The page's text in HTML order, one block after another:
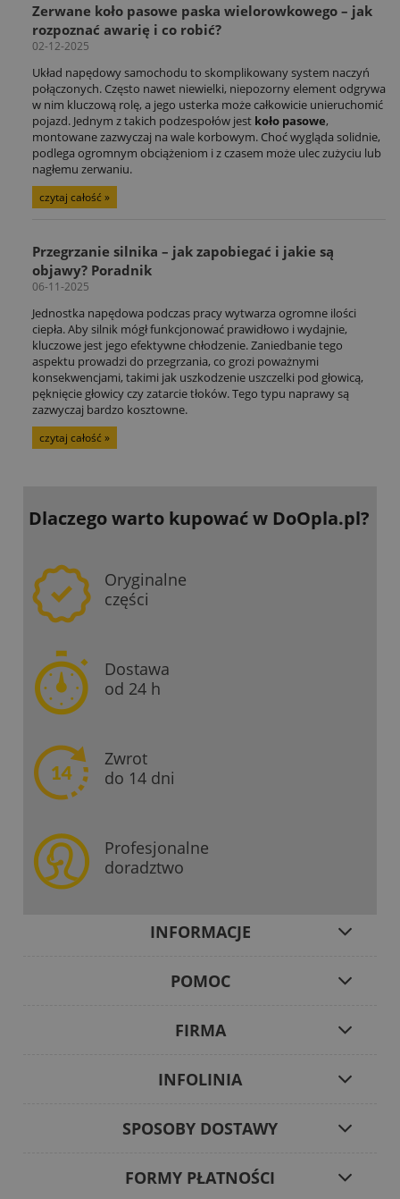
Zerwane koło pasowe paska wielorowkowego – jak
rozpoznać awarię i co robić?
02-12-2025
Układ napędowy samochodu to skomplikowany system naczyń
połączonych. Często nawet niewielki, niepozorny element odgrywa
w nim kluczową rolę, a jego usterka może całkowicie unieruchomić
pojazd. Jednym z takich podzespołów jest koło pasowe,
montowane zazwyczaj na wale korbowym. Choć wygląda solidnie,
podlega ogromnym obciążeniom i z czasem może ulec zużyciu lub
nagłemu zerwaniu.
czytaj całość »
Przegrzanie silnika – jak zapobiegać i jakie są
objawy? Poradnik
06-11-2025
Jednostka napędowa podczas pracy wytwarza ogromne ilości
ciepła. Aby silnik mógł funkcjonować prawidłowo i wydajnie,
kluczowe jest jego efektywne chłodzenie. Zaniedbanie tego
aspektu prowadzi do przegrzania, co grozi poważnymi
konsekwencjami, takimi jak uszkodzenie uszczelki pod głowicą,
pęknięcie głowicy czy zatarcie tłoków. Tego typu naprawy są
zazwyczaj bardzo kosztowne.
czytaj całość »
Dlaczego warto kupowaćw DoOpla.pl?
Oryginalne
części
Dostawa
od 24 h
Zwrot
do 14 dni
Profesjonalne
doradztwo
INFORMACJE
POMOC
FIRMA
INFOLINIA
SPOSOBY DOSTAWY
FORMY PŁATNOŚCI